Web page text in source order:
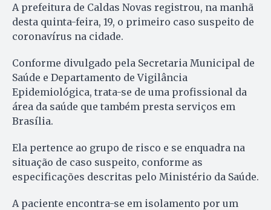
A prefeitura de Caldas Novas registrou, na manhã
desta quinta-feira, 19, o primeiro caso suspeito de
coronavírus na cidade.
Conforme divulgado pela Secretaria Municipal de
Saúde e Departamento de Vigilância
Epidemiológica, trata-se de uma profissional da
área da saúde que também presta serviços em
Brasília.
Ela pertence ao grupo de risco e se enquadra na
situação de caso suspeito, conforme as
especificações descritas pelo Ministério da Saúde.
A paciente encontra-se em isolamento por um